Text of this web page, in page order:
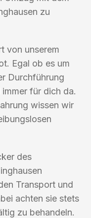
zu
von unserem
Egal ob es um
Durchführung
für dich da.
wissen wir
des
Transport und
achten sie stets
zu behandeln.